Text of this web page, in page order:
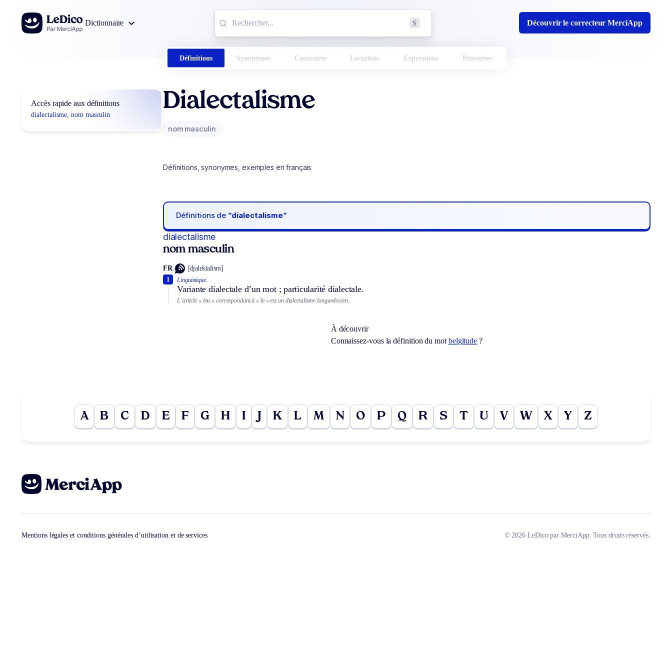
Aller au contenu
Dictionnaire
S Découvrir le correcteur MerciApp
Définitions Synonymes Contraires Locutions Expressions Proverbes
Accès rapide aux définitions
dialectalisme, nom masculin
Dialectalisme
nom masculin
Définitions, synonymes, exemples en français
Définitions de “dialectalisme“
dialectalisme
nom masculin
FR [djalɛktalism]
Linguistique.
Variante dialectale d’un mot ; particularité dialectale.
1
L’article « lou » correspondant à « le » est un dialectalisme languedocien.
À découvrir
Connaissez-vous la définition du mot belgitude ?
A B C D E F G H I J K L M N O P Q R S T U V W X Y Z
Mentions légales et conditions générales d’utilisation et de services © 2026 LeDico par MerciApp. Tous droits réservés.